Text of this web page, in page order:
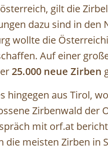
gilt die
dazu sind in
wollte die
Auf einer
25.000 neue Zirben
hingegen aus Tirol,
Zirbenwald der
mit orf.at
die meisten Zirben in